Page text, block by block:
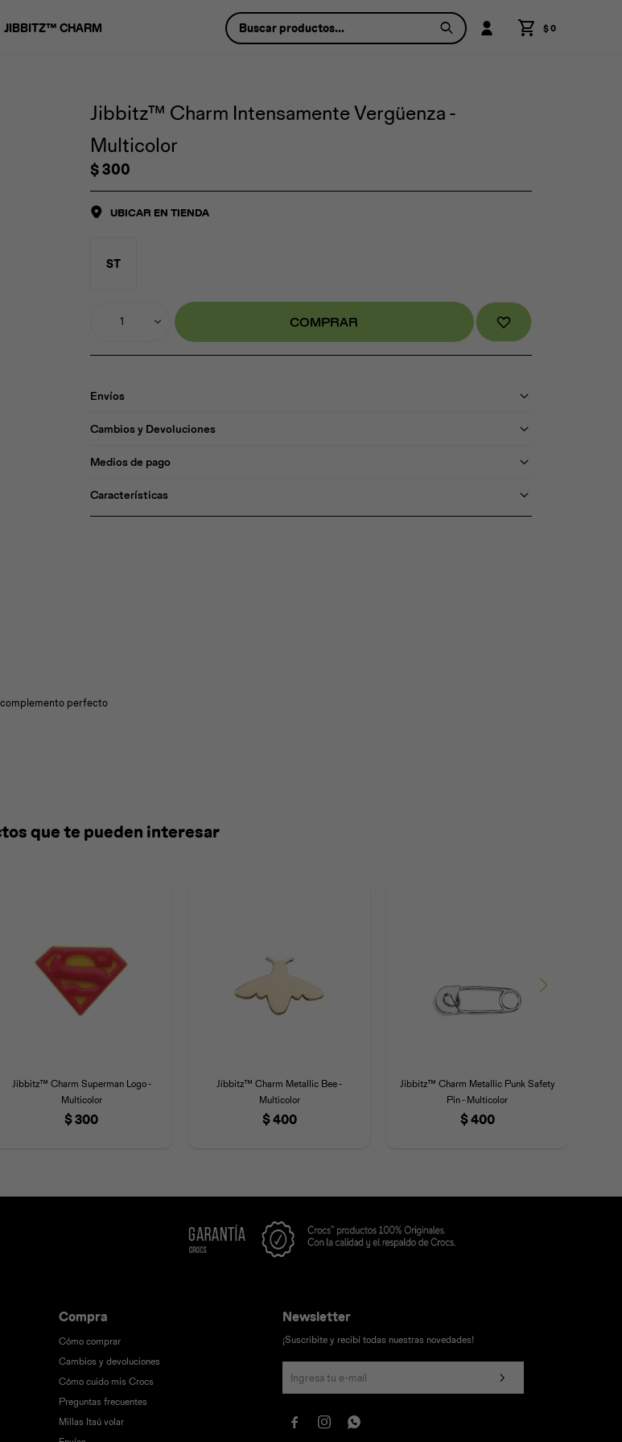
JIBBITZ™ CHARM $0
Jibbitz™ Charm Intensamente Vergüenza -
Multicolor
$300
UBICAR EN TIENDA
ST
1 COMPRAR
Envíos
Cambios y Devoluciones
Medios de pago
Características
complemento perfecto
que te pueden interesar
Jibbitz™ Charm Superman Logo -
Multicolor
$300
Jibbitz™ Charm Metallic Bee -
Multicolor
$400
Jibbitz™ Charm Metallic Punk Safety
Pin - Multicolor
$400
Compra
Cómo comprar
Cambios y devoluciones
Cómo cuido mis Crocs
Preguntas frecuentes
Millas Itaú volar
Newsletter
¡Suscribite y recibí todas nuestras novedades!
  